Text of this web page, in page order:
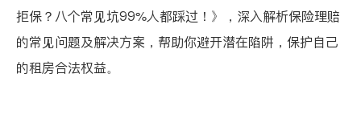
拒保？八个常见坑99%人都踩过！》
，深入解析保险理赔
的常见问题及解决方案，帮助你避开潜在陷阱，保护自己
的租房合法权益。